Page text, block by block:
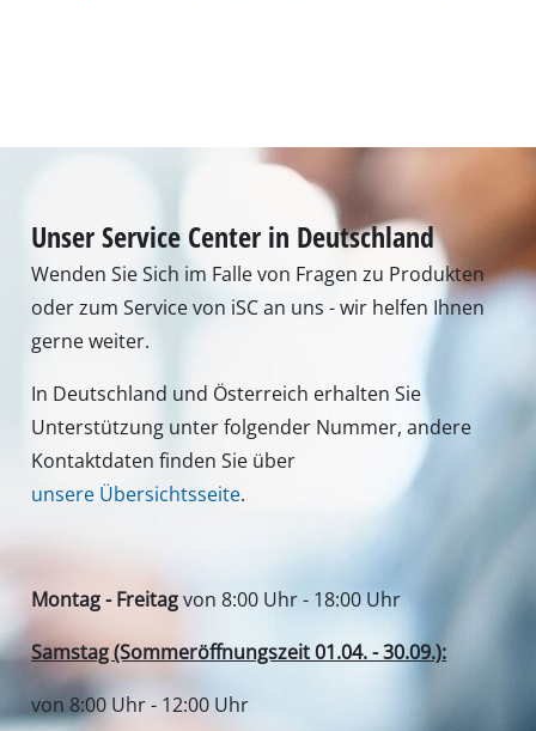
Unser Service Center in Deutschland
Wenden Sie Sich im Falle von Fragen zu Produkten
oder zum Service von iSC an uns - wir helfen Ihnen
gerne weiter.
In Deutschland und Österreich erhalten Sie
Unterstützung unter folgender Nummer, andere
Kontaktdaten finden Sie über
unsere Übersichtsseite.
Montag - Freitagvon 8:00 Uhr - 18:00 Uhr
Samstag (Sommeröffnungszeit 01.04. - 30.09.):
von 8:00 Uhr - 12:00 Uhr